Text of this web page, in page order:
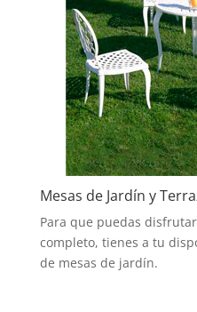
Mesas de Jardín y
Para que puedas
completo, tienes a tu
de mesas de jardín.